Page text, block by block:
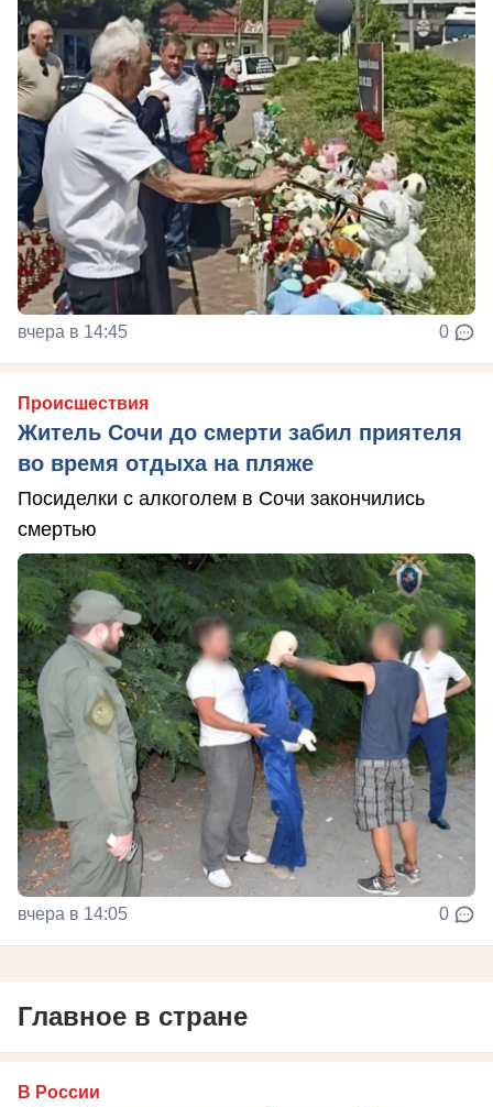
вчера в 14:45 0
Происшествия
Житель Сочи до смерти забил приятеля
во время отдыха на пляже
Посиделки с алкоголем в Сочи закончились
смертью
вчера в 14:05 0
Главное в стране
В России